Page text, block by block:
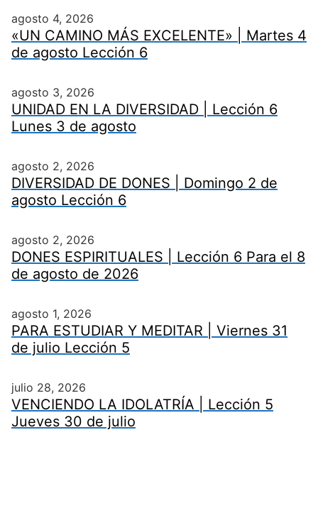
agosto 4, 2026
«UN CAMINO MÁS EXCELENTE» | Martes 4
de agosto Lección 6
agosto 3, 2026
UNIDAD EN LA DIVERSIDAD | Lección 6
Lunes 3 de agosto
agosto 2, 2026
DIVERSIDAD DE DONES | Domingo 2 de
agosto Lección 6
agosto 2, 2026
DONES ESPIRITUALES | Lección 6 Para el 8
de agosto de 2026
agosto 1, 2026
PARA ESTUDIAR Y MEDITAR | Viernes 31
de julio Lección 5
julio 28, 2026
VENCIENDO LA IDOLATRÍA | Lección 5
Jueves 30 de julio